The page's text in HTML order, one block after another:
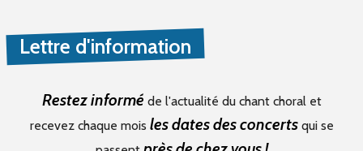
Lettre d'information
Restez informé de l'actualité du chant choral et
recevez chaque mois les dates des concertsqui se